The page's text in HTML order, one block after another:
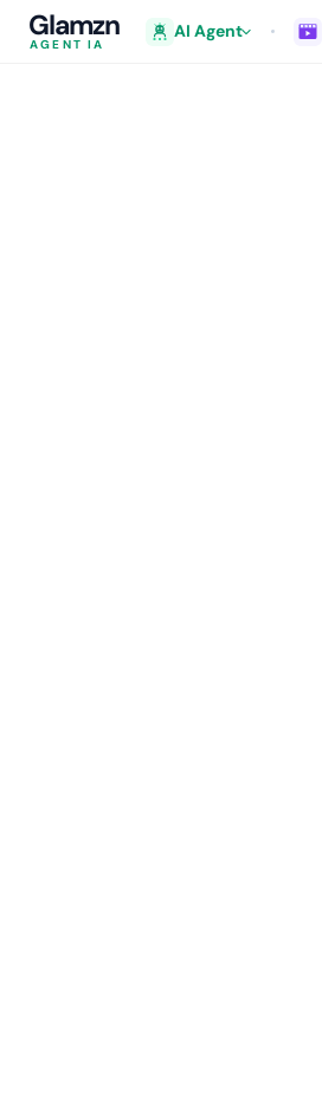
Glamzn
AGENT IA
AI Agent